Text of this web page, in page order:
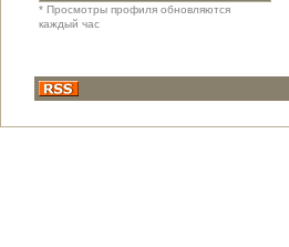
* Просмотры профиля обновляются
каждый час